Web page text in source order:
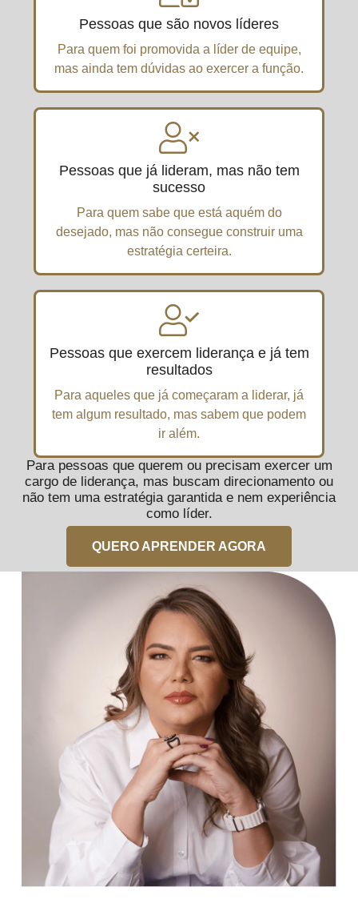
Pessoas que são novos líderes
Para quem foi promovida a líder de equipe,
mas ainda tem dúvidas ao exercer a função.
Pessoas que já lideram, mas não tem
sucesso
Para quem sabe que está aquém do
desejado, mas não consegue construir uma
estratégia certeira.
Pessoas que exercem liderança e já tem
resultados
Para aqueles que já começaram a liderar, já
tem algum resultado, mas sabem que podem
ir além.
Para pessoas que querem ou precisam exercer um
cargo de liderança, mas buscam direcionamento ou
não tem uma estratégia garantida e nem experiência
como líder.
QUERO APRENDER AGORA